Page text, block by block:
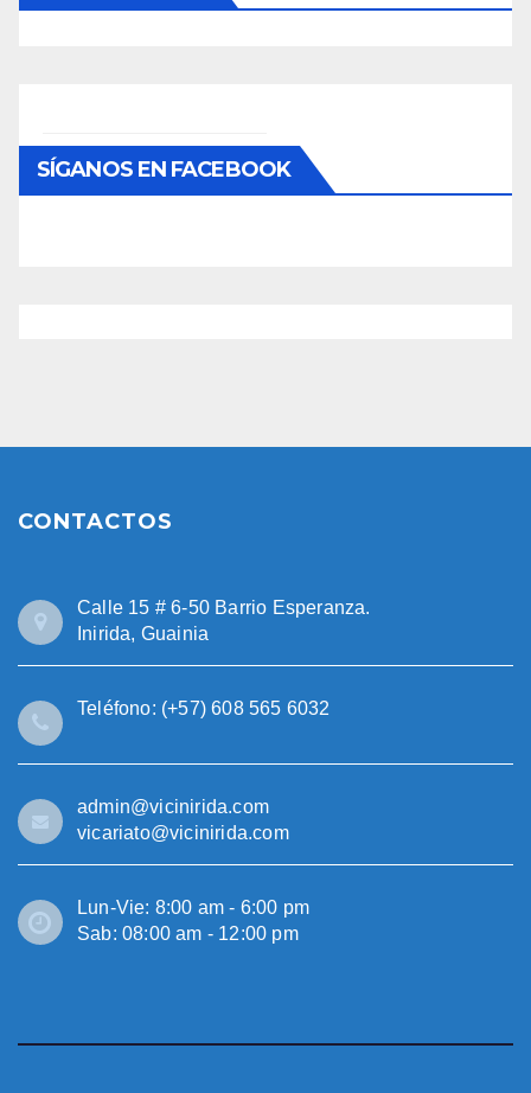
SÍGANOS EN FACEBOOK
CONTACTOS
Calle 15 # 6-50 Barrio Esperanza.
Inirida, Guainia
Teléfono: (+57) 608 565 6032
admin@vicinirida.com
vicariato@vicinirida.com
Lun-Vie: 8:00 am - 6:00 pm
Sab: 08:00 am - 12:00 pm